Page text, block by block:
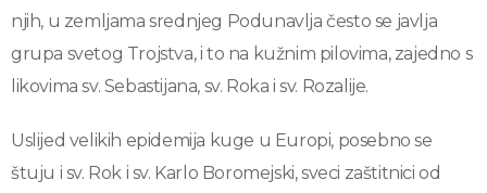
njih, u zemljama srednjeg Podunavlja često se javlja
grupa svetog Trojstva, i to na kužnim pilovima, zajedno s
likovima sv. Sebastijana, sv. Roka i sv. Rozalije.
Uslijed velikih epidemija kuge u Europi, posebno se
štuju i sv. Rok i sv. Karlo Boromejski, sveci zaštitnici od